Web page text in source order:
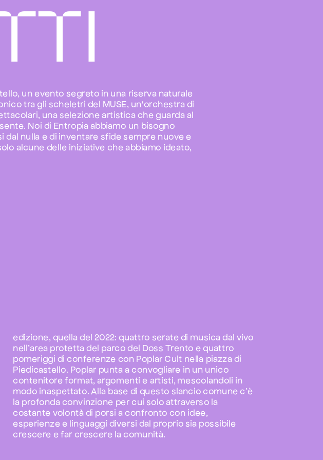
un evento segreto in una riserva naturale
tra gli scheletri del MUSE, un'orchestra di
una selezione artistica che guarda al
Noi di Entropia abbiamo un bisogno
nulla e di inventare sfide sempre nuove e
alcune delle iniziative che abbiamo ideato,
edizione, quella del 2022: quattro serate di musica dal vivo
nell’area protetta del parco del Doss Trento e quattro
pomeriggi di conferenze con Poplar Cult nella piazza di
Piedicastello. Poplar punta a convogliare in un unico
contenitore format, argomenti e artisti, mescolandoli in
modo inaspettato. Alla base di questo slancio comune c’è
la profonda convinzione per cui solo attraverso la
costante volontà di porsi a confronto con idee,
esperienze e linguaggi diversi dal proprio sia possibile
crescere e far crescere la comunità.